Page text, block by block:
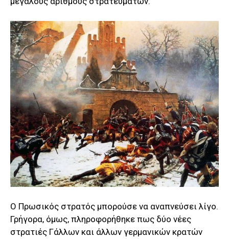
Ο Πρωσικός στρατός μπορούσε να αναπνεύσει λίγο.
Γρήγορα, όμως, πληροφορήθηκε πως δύο νέες
στρατιές Γάλλων και άλλων γερμανικών κρατών